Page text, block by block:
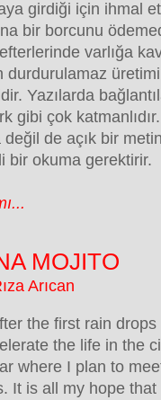
girdiği için ihmal
bir borcunu
varlığa
durdurulamaz
Yazılarda
gibi çok
değil de açık bir
bir okuma gerektirir.
MOJITO
Arıcan
the first rain
the life in the
where I plan to
It is all my hope